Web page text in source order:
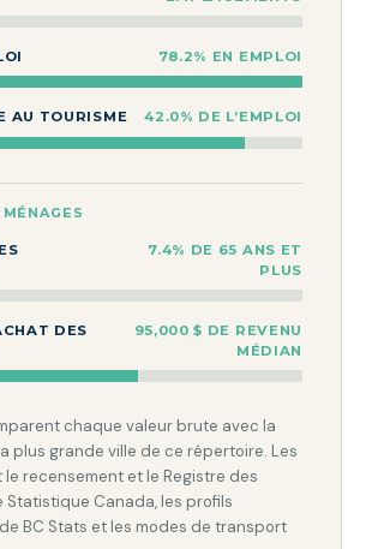
78.2% EN EMPLOI
AU TOURISME 42.0% DE L’EMPLOI
7.4% DE 65 ANS ET
PLUS
DES
95,000 $ DE REVENU
MÉDIAN
chaque valeur brute avec la
plus grande ville de ce répertoire. Les
recensement et le Registre des
Statistique Canada, les profils
BC Stats et les modes de transport